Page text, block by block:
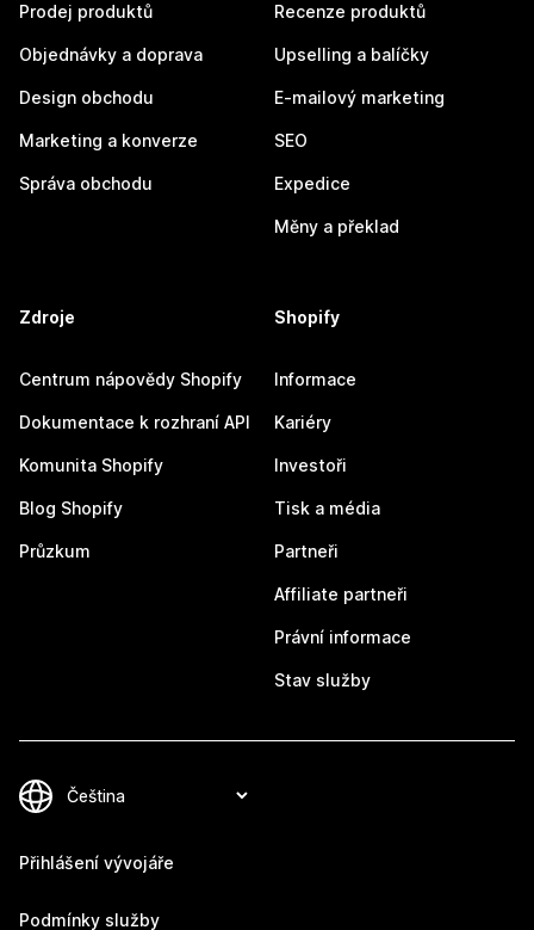
Prodej produktů
Objednávky a doprava
Design obchodu
Marketing a konverze
Správa obchodu
Recenze produktů
Upselling a balíčky
E-mailový marketing
SEO
Expedice
Měny a překlad
Zdroje
Centrum nápovědy Shopify
Dokumentace k rozhraní API
Komunita Shopify
Blog Shopify
Průzkum
Shopify
Informace
Kariéry
Investoři
Tisk a média
Partneři
Affiliate partneři
Právní informace
Stav služby
Přihlášení vývojáře
Podmínky služby